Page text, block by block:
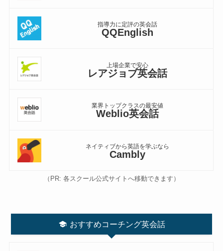
指導力に定評の英会話
QQEnglish
上場企業で安心
レアジョブ英会話
業界トップクラスの最安値
Weblio英会話
ネイティブから英語を学ぶなら
Cambly
（PR: 各スクール公式サイトへ移動できます）
おすすめコーチング英会話